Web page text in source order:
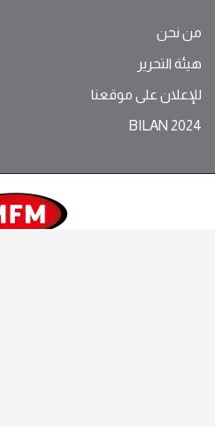
من نحن
هيئة التحرير
للإعلان على موقعنا
BILAN 2024